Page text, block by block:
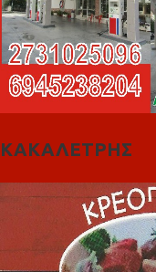
ΚΑΚΑΛΕΤΡΗΣ